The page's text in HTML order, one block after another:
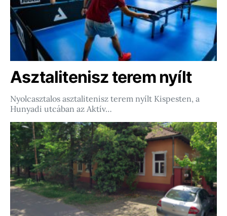
Asztalitenisz terem nyílt
Nyolcasztalos asztalitenisz terem nyílt Kispesten, a
Hunyadi utcában az Aktív…